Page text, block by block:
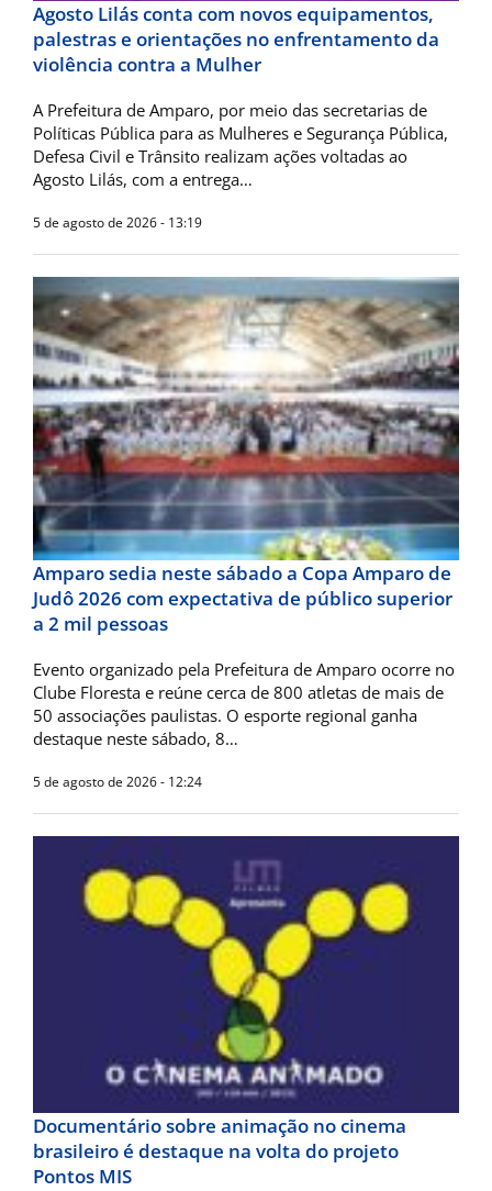
Agosto Lilás conta com novos equipamentos,
palestras e orientações no enfrentamento da
violência contra a Mulher
A Prefeitura de Amparo, por meio das secretarias de
Políticas Pública para as Mulheres e Segurança Pública,
Defesa Civil e Trânsito realizam ações voltadas ao
Agosto Lilás, com a entrega…
5 de agosto de 2026 - 13:19
Amparo sedia neste sábado a Copa Amparo de
Judô 2026 com expectativa de público superior
a 2 mil pessoas
​Evento organizado pela Prefeitura de Amparo ocorre no
Clube Floresta e reúne cerca de 800 atletas de mais de
50 associações paulistas. ​O esporte regional ganha
destaque neste sábado, 8…
5 de agosto de 2026 - 12:24
Documentário sobre animação no cinema
brasileiro é destaque na volta do projeto
Pontos MIS